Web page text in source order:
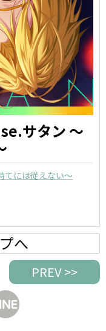
サタン ～
てには従えない～
へ
PREV >>